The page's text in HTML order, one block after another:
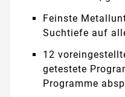
Feinste
Suchtiefe auf
12
getestete
Programme